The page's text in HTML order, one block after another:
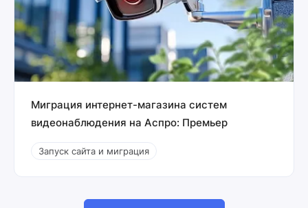
Миграция интернет-магазина систем
видеонаблюдения на Аспро: Премьер
Запуск сайта и миграция